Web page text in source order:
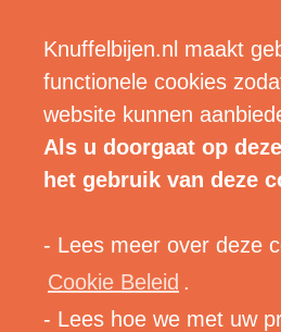
Knuffelbijen.nl maakt
functionele cookies
website kunnen
Als u doorgaat op
het gebruik van deze
- Lees meer over deze
Cookie Beleid .
- Lees hoe we met uw
| MENU |
Tag: